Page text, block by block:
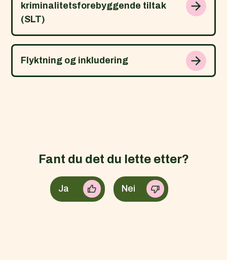
kriminalitetsforebyggende tiltak
(SLT)
Flyktning og inkludering
Fant du det du lette etter?
Ja Nei